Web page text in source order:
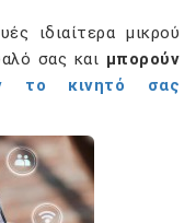
ιδιαίτερα μικρού
σας και μπορούν
το κινητό σας